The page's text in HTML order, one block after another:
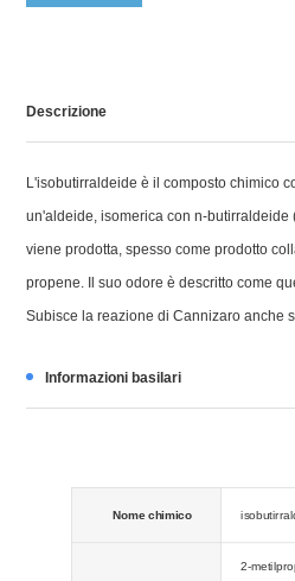
Descrizione
L'isobutirraldeide è il composto chimico
un'aldeide, isomerica con n-
viene prodotta, spesso come prodotto
propene. Il suo odore è descritto come
Subisce la reazione di Cannizaro anche
Informazioni basilari
Nome chimico
2-